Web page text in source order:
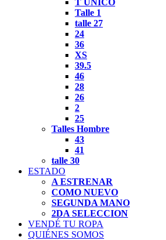
T ÚNICO
Talle 1
talle 27
24
36
XS
39.5
46
28
26
2
25
Talles Hombre
43
41
talle 30
ESTADO
A ESTRENAR
COMO NUEVO
SEGUNDA MANO
2DA SELECCION
VENDÉ TU ROPA
QUIÉNES SOMOS